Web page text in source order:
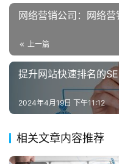
网络营销公司：网络
上一篇
提升网站快速排名的
2024年4月19日 下午11:12
相关文章内容推荐